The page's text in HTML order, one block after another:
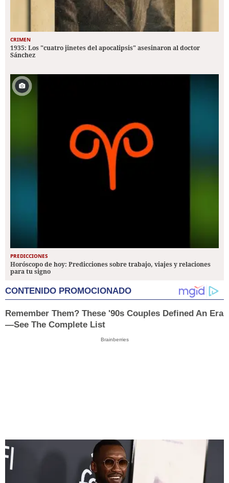
CRIMEN
1935: Los "cuatro jinetes del apocalipsis" asesinaron al doctor
Sánchez
PREDICCIONES
Horóscopo de hoy: Predicciones sobre trabajo, viajes y relaciones
para tu signo
CONTENIDO PROMOCIONADO
Remember Them? These '90s Couples Defined An Era
—See The Complete List
Brainberries